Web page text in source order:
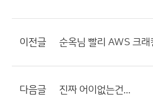
이전글 순옥님 빨리 AWS 크래
다음글 진짜 어이없는건...